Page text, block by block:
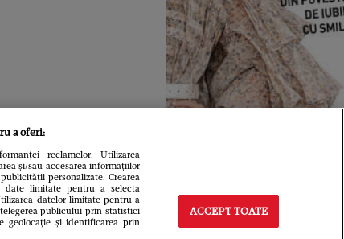
a oferi:
reclamelor. Utilizarea
și/sau accesarea informațiilor
personalizate. Crearea
date limitate pentru a selecta
datelor limitate pentru a
publicului prin statistici
geolocație și identificarea prin
ACCEPT TOATE